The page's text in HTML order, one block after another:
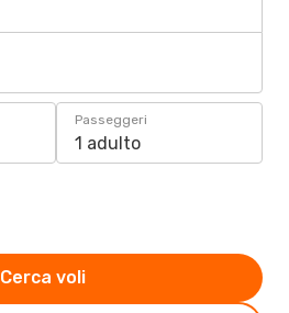
Passeggeri
1 adulto
Cerca voli